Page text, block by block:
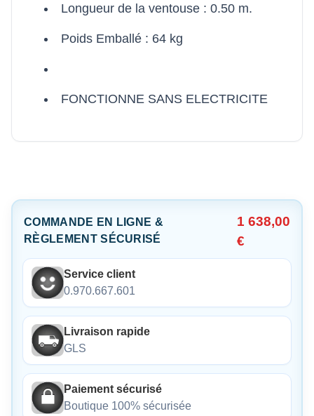
Longueur de la ventouse : 0.50 m.
Poids Emballé : 64 kg
FONCTIONNE SANS ELECTRICITE
COMMANDE EN LIGNE &
RÈGLEMENT SÉCURISÉ
1 638,00
€
Service client
0.970.667.601
Livraison rapide
GLS
Paiement sécurisé
Boutique 100% sécurisée